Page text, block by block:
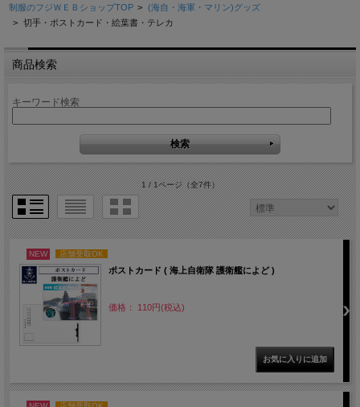
制服のフジＷＥＢショップTOP > (海自・海軍・マリン)グッズ
> 切手・ポストカード・絵葉書・テレカ
商品検索
キーワード検索
1 / 1ページ（全7件）
NEW 店舗受取OK
ポストカード ( 海上自衛隊 護衛艦によど )
価格： 110円(税込)